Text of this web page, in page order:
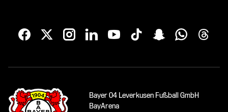
Bayer 04 Leverkusen Fußball GmbH
BayArena